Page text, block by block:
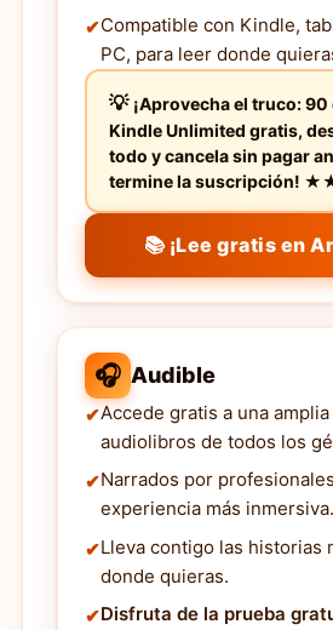
Compatible con Kindle,
PC, para leer donde
¡Aprovecha el truco: 90
Kindle Unlimited gratis,
todo y cancela sin pagar
termine la suscripción!
📚 ¡Lee gratis en
🎧 Audible
Accede gratis a una
audiolibros de todos los
Narrados por
experiencia más inmersiva.
Lleva contigo las historias
donde quieras.
Disfruta de la prueba